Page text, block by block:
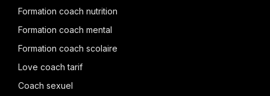
Formation coach nutrition
Formation coach mental
Formation coach scolaire
Love coach tarif
Coach sexuel